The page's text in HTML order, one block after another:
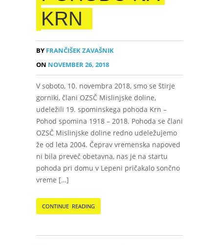
KRN
BY FRANČIŠEK ZAVAŠNIK
ON NOVEMBER 26, 2018
V soboto, 10. novembra 2018, smo se štirje
gorniki, člani OZSČ Mislinjske doline,
udeležili 19. spominskega pohoda Krn –
Pohod spomina 1918 – 2018. Pohoda se člani
OZSČ Mislinjske doline redno udeležujemo
že od leta 2004. Čeprav vremenska napoved
ni bila preveč obetavna, nas je na startu
pohoda pri domu v Lepeni pričakalo sončno
vreme […]
CONTINUE READING